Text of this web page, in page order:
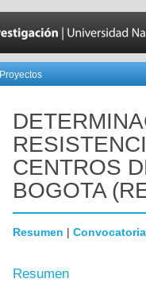
Proyectos
CENTROS
BOGOTA
Resumen | Convocatoria
Resumen